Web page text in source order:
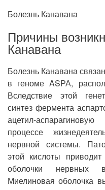
Болезнь Канавана
Причины
Канавана
Болезнь Канавана
в геноме ASРА,
Вследствие этой
синтез фермента
ацетил-
процессе
нервной системы.
этой кислоты
оболочки нервных
Миелиновая оболочка